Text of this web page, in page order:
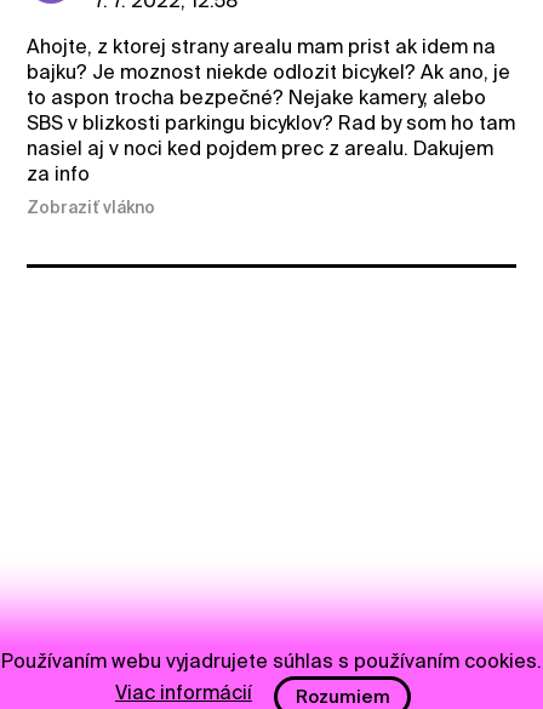
Ahojte, z ktorej strany arealu mam prist ak idem na
bajku? Je moznost niekde odlozit bicykel? Ak ano, je
to aspon trocha bezpečné? Nejake kamery, alebo
SBS v blizkosti parkingu bicyklov? Rad by som ho tam
nasiel aj v noci ked pojdem prec z arealu. Dakujem
za info
Zobraziť vlákno
Používaním webu vyjadrujete súhlas s používaním cookies.
Viac informácií
Rozumiem